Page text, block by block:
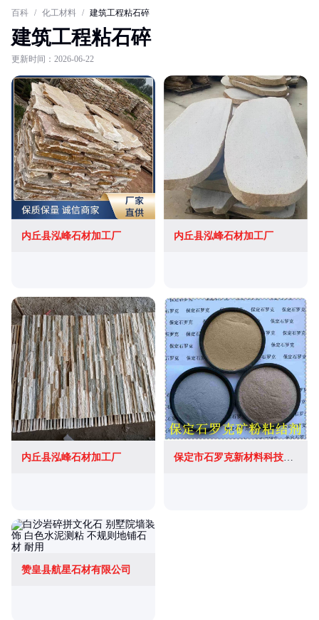
百科 / 化工材料 / 建筑工程粘石碎
建筑工程粘石碎
更新时间：2026-06-22
内丘县泓峰石材加工厂 内丘县泓峰石材加工厂
内丘县泓峰石材加工厂 保定市石罗克新材料科技有限公司
赞皇县航星石材有限公司